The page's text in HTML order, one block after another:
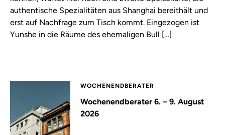
authentische Spezialitäten aus Shanghai bereithält und
erst auf Nachfrage zum Tisch kommt. Eingezogen ist
Yunshe in die Räume des ehemaligen Bull […]
WOCHENENDBERATER
Wochenendberater 6. – 9. August
2026